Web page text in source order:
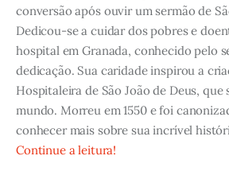
conversão após ouvir um sermão de
Dedicou-se a cuidar dos pobres e
hospital em Granada, conhecido pelo
dedicação. Sua caridade inspirou a
Hospitaleira de São João de Deus, que
mundo. Morreu em 1550 e foi
conhecer mais sobre sua incrível
Continue a leitura!